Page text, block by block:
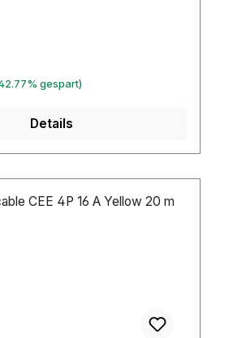
CopperFarbe:
5Position Erdungsklemme: 6H
gespart)
Details